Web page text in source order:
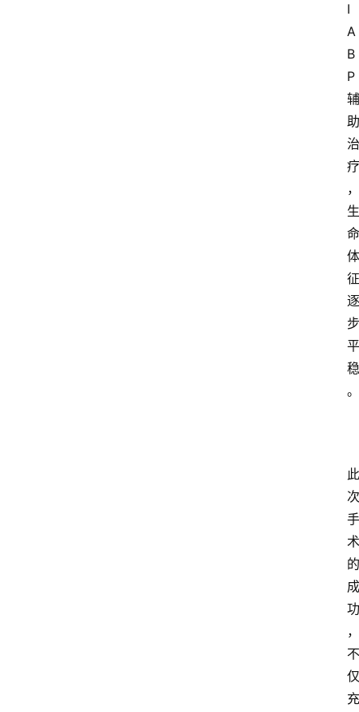
I
A
B
P
辅
助
治
疗
，
生
命
体
征
逐
步
平
稳
。
此
次
手
术
的
成
功
，
不
仅
充